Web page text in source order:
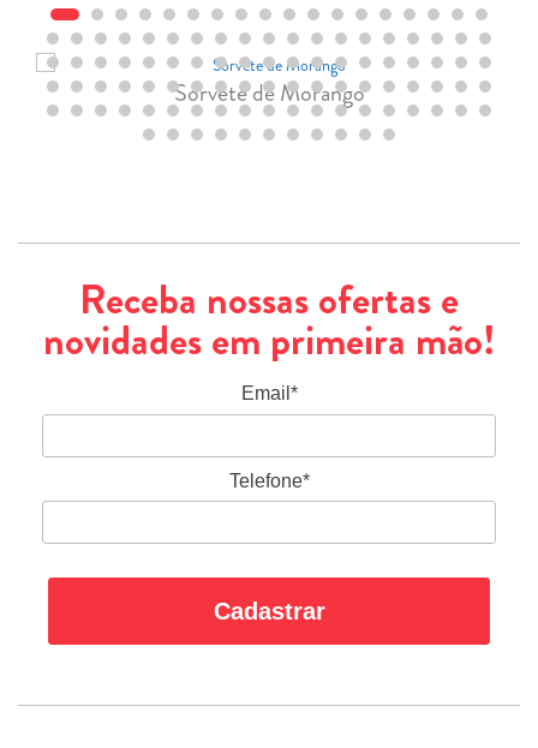
Sorvete de Morango
Receba nossas ofertas e
novidades em primeira mão!
Email*
Telefone*
Cadastrar